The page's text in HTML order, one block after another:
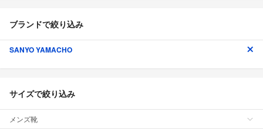
ブランドで絞り込み
SANYO YAMACHO
サイズで絞り込み
メンズ靴